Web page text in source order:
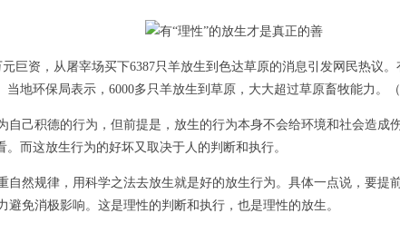
资，从屠宰场买下6387只羊放生到色达草原的消息引发网民热议。
地环保局表示，6000多只羊放生到草原，大大超过草原畜牧能力。（
己积德的行为，但前提是，放生的行为本身不会给环境和社会造成
而这放生行为的好坏又取决于人的判断和执行。
然规律，用科学之法去放生就是好的放生行为。具体一点说，要提
免消极影响。这是理性的判断和执行，也是理性的放生。